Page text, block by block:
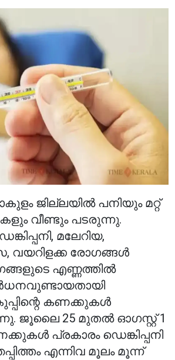
ജില്ലയിൽ പനിയും മറ്റ്
വീണ്ടും പടരുന്നു.
മലേറിയ,
രോഗങ്ങൾ
എണ്ണത്തിൽ
കണക്കുകൾ
ജൂലൈ 25 മുതൽ ഓഗസ്റ്റ് 1
പ്രകാരം ഡെങ്കിപ്പനി
എന്നിവ മൂലം മൂന്ന്